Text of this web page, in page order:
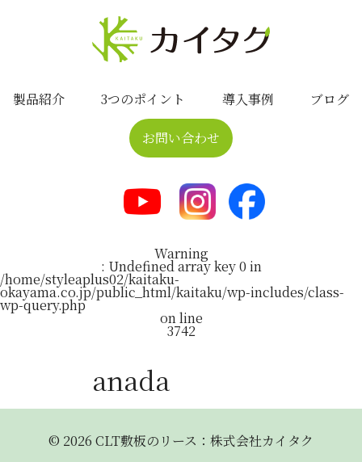
製品紹介 3つのポイント 導入事例 ブログ
お問い合わせ
Warning
: Undefined array key 0 in
/home/styleaplus02/kaitaku-
okayama.co.jp/public_html/kaitaku/wp-includes/class-
wp-query.php
on line
3742
anada
© 2026 CLT敷板のリース：株式会社カイタク